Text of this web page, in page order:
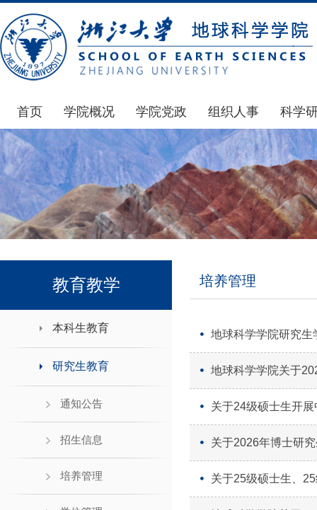
首页 学院概况
学院简介
发展简史
组织机构
师资力量
学院党政
通知公告
学院发文
党委会议纪要
党政联席会议纪要
组织人事
通知公告
博士后管理
人才招聘
年度考核
科学
国家
科研
通知
科研
教育教学
本科生教育
研究生教育
通知公告
招生信息
培养管理
培养管理
地球科学学院研究生
地球科学学院关于
关于24级硕士生开
关于2026年博士研
关于25级硕士生、